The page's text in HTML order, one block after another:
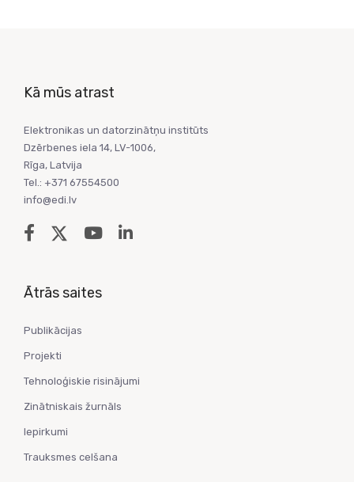
Kā mūs atrast
Elektronikas un datorzinātņu institūts
Dzērbenes iela 14, LV-1006,
Rīga, Latvija
Tel.: +371 67554500
info@edi.lv
Ātrās saites
Publikācijas
Projekti
Tehnoloģiskie risinājumi
Zinātniskais žurnāls
Iepirkumi
Trauksmes celšana